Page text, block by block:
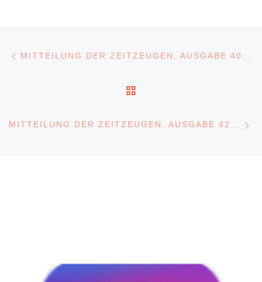
MITTEILUNG DER ZEITZEUGEN, AUSGABE 42, JANUAR – APRIL 2010